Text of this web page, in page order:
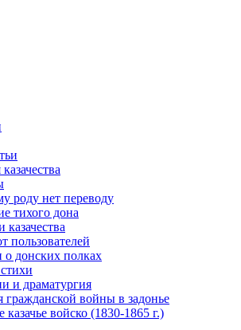
роду нет переводу
тихого дона
казачества
пользователей
о донских полках
и драматургия
гражданской войны в задонье
казачье войско (1830-1865 г.)